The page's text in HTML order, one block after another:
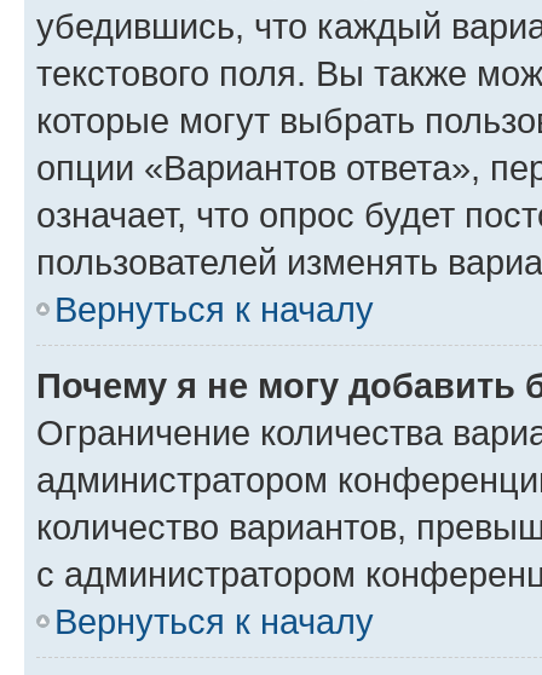
убедившись, что каждый
текстового поля. Вы также
которые могут выбрать
опции «Вариантов ответа»,
означает, что опрос будет
пользователей изменять
Вернуться к началу
Почему я не могу добавить
Ограничение количества
администратором
количество вариантов,
с администратором
Вернуться к началу